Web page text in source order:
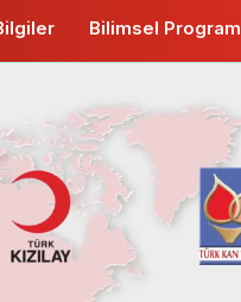
Bilimsel Program